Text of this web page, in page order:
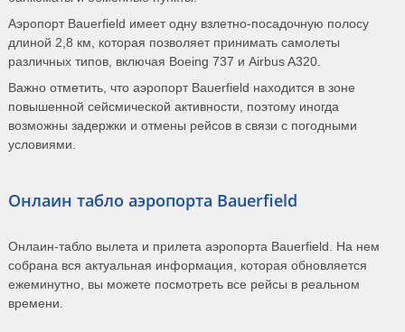
Аэропорт Bauerfield имеет одну взлетно-посадочную полосу
длиной 2,8 км, которая позволяет принимать самолеты
различных типов, включая Boeing 737 и Airbus A320.
Важно отметить, что аэропорт Bauerfield находится в зоне
повышенной сейсмической активности, поэтому иногда
возможны задержки и отмены рейсов в связи с погодными
условиями.
Онлаин табло аэропорта Bauerfield
Онлаин-табло вылета и прилета аэропорта Bauerfield. На нем
собрана вся актуальная информация, которая обновляется
ежеминутно, вы можете посмотреть все рейсы в реальном
времени.